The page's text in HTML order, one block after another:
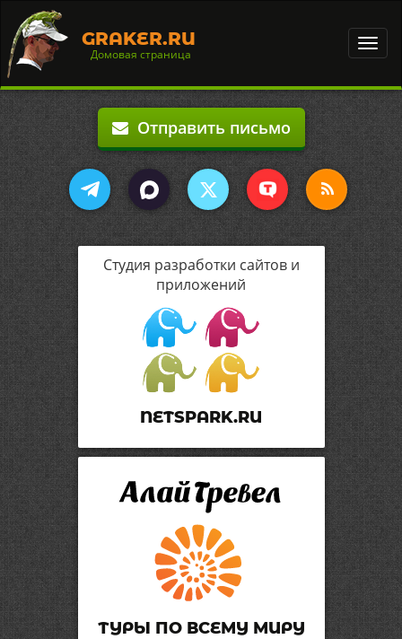
GRAKER.RU
Домовая страница
Отправить письмо
Студия разработки сайтов и
приложений
NETSPARK.RU
ТУРЫ ПО ВСЕМУ МИРУ